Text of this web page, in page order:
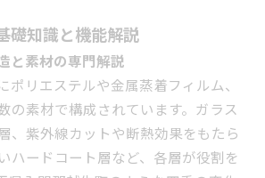
礎知識と機能解説
と素材の専門解説
ポリエステルや金属蒸着フィルム、
の素材で構成されています。ガラス
、紫外線カットや断熱効果をもたら
ハードコート層など、各層が役割を